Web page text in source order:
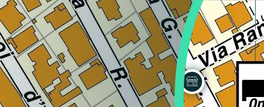
Emilia Romagna
Regione
Friuli-Venezia Giulia
Regione
Lazio
Regione